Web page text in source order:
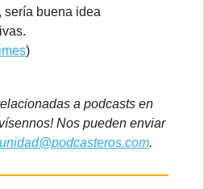
sería buena idea
)
a podcasts en
Nos pueden enviar
.